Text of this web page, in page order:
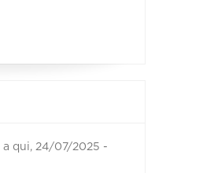
a qui, 24/07/2025 -